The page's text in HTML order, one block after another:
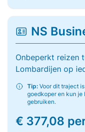
NS
Onbeperkt reizen
Lombardijen op
Tip: Voor dit traject
goedkoper en kun je
gebruiken.
€ 377,08